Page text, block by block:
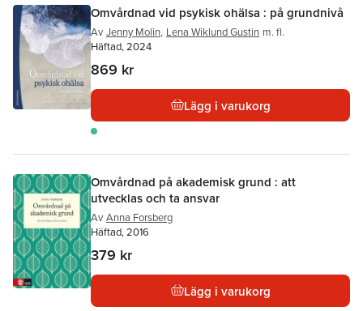
Omvårdnad vid psykisk ohälsa : på grundnivå
Av Jenny Molin, Lena Wiklund Gustin m. fl.
Häftad, 2024
869 kr
Lägg i varukorg
Omvårdnad på akademisk grund : att
utvecklas och ta ansvar
Av Anna Forsberg
Häftad, 2016
379 kr
Lägg i varukorg